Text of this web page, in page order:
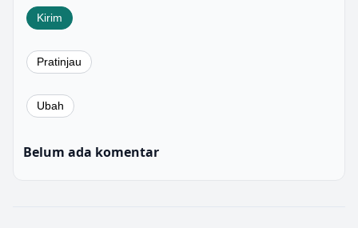
Belum ada komentar